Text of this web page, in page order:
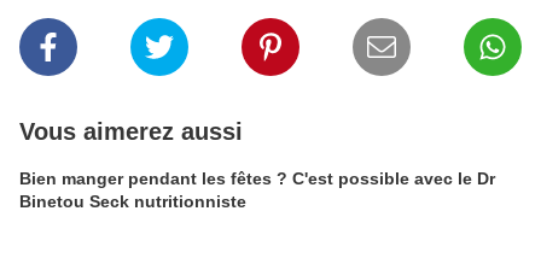
Vous aimerez aussi
Bien manger pendant les fêtes ? C'est possible avec le Dr
Binetou Seck nutritionniste